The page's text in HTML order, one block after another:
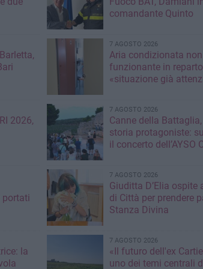
comandante Quinto
7 AGOSTO 2026
Aria condizionata non
funzionante in
«situazione già
2026,
7 AGOSTO 2026
Canne della
storia protagoniste:
il concerto dell’AYSO
portati
7 AGOSTO 2026
Giuditta D’Elia ospite
di Città per prendere
Stanza Divina
la
7 AGOSTO 2026
«Il futuro dell'ex
uno dei temi centrali